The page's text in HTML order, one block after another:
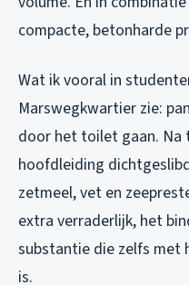
compacte, betonharde
Wat ik vooral in
Marswegkwartier zie:
door het toilet gaan. Na
hoofdleiding
zetmeel, vet en
extra verraderlijk, het
substantie die zelfs met
is.